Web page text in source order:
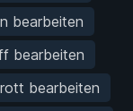
bearbeiten
bearbeiten
bearbeiten